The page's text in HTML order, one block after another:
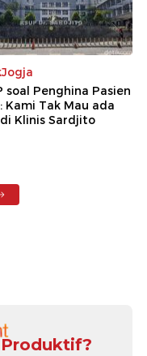
soal Penghina Pasien
Kami Tak Mau ada
Klinis Sardjito